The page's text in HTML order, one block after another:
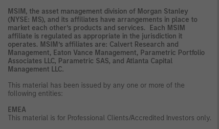
MSIM, the asset management division of Morgan Stanley
(NYSE: MS), and its affiliates have arrangements in place to
market each other’s products and services. Each MSIM
affiliate is regulated as appropriate in the jurisdiction it
operates. MSIM’s affiliates are: Calvert Research and
Management, Eaton Vance Management, Parametric Portfolio
Associates LLC, Parametric SAS, and Atlanta Capital
Management LLC.
This material has been issued by any one or more of the
following entities:
EMEA
This material is for Professional Clients/Accredited Investors only.